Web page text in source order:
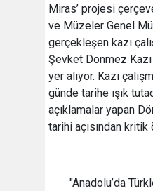
Miras’ projesi
ve Müzeler Genel
gerçekleşen kazı
Şevket Dönmez
yer alıyor. Kazı
günde tarihe ışık
açıklamalar yapan
tarihi açısından kritik
"Anadolu’da